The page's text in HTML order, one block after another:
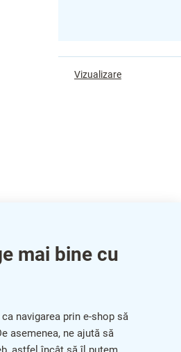
mai bine cu
navigarea prin e-shop să
asemenea, ne ajută să
Vizualizare